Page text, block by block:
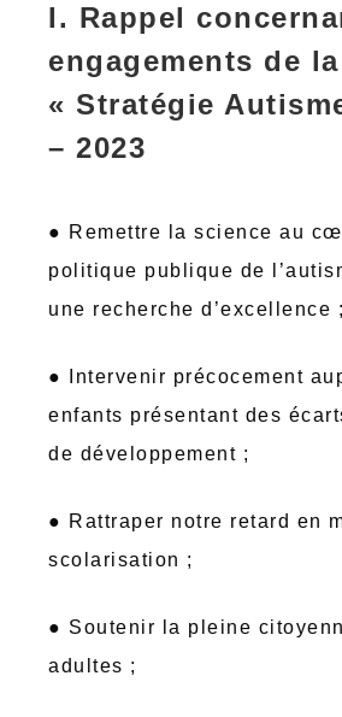
I. Rappel
engagements de la
« Stratégie
– 2023
● Remettre la science au
politique publique de
une recherche d’excellence ;
● Intervenir précocement
enfants présentant des
de développement ;
● Rattraper notre retard en
scolarisation ;
● Soutenir la pleine
adultes ;